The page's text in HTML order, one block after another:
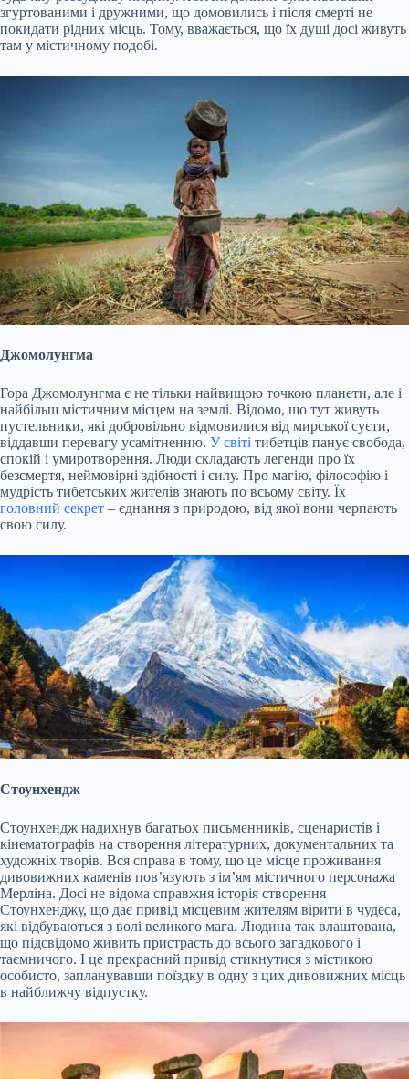
згуртованими і дружними, що домовились і після смерті не
покидати рідних місць. Тому, вважається, що їх душі досі живуть
там у містичному подобі.
Джомолунгма
Гора Джомолунгма є не тільки найвищою точкою планети, але і
найбільш містичним місцем на землі. Відомо, що тут живуть
пустельники, які добровільно відмовилися від мирської суєти,
віддавши перевагу усамітненню. У світі тибетців панує свобода,
спокій і умиротворення. Люди складають легенди про їх
безсмертя, неймовірні здібності і силу. Про магію, філософію і
мудрість тибетських жителів знають по всьому світу. Їх
головний секрет – єднання з природою, від якої вони черпають
свою силу.
Стоунхендж
Стоунхендж надихнув багатьох письменників, сценаристів і
кінематографів на створення літературних, документальних та
художніх творів. Вся справа в тому, що це місце проживання
дивовижних каменів пов’язують з ім’ям містичного персонажа
Мерліна. Досі не відома справжня історія створення
Стоунхенджу, що дає привід місцевим жителям вірити в чудеса,
які відбуваються з волі великого мага. Людина так влаштована,
що підсвідомо живить пристрасть до всього загадкового і
таємничого. І це прекрасний привід стикнутися з містикою
особисто, запланувавши поїздку в одну з цих дивовижних місць
в найближчу відпустку.